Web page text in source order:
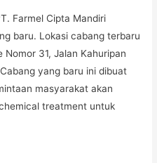
Farmel Cipta Mandiri
baru. Lokasi cabang terbaru
31, Jalan Kahuripan
yang baru ini dibuat
masyarakat akan
treatment untuk